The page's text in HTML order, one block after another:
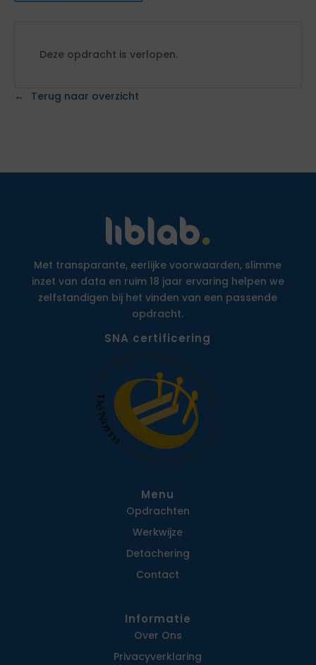
Deze opdracht is verlopen.
Terug naar overzicht
Met transparante, eerlijke voorwaarden, slimme
inzet van data en ruim 18 jaar ervaring helpen we
zelfstandigen bij het vinden van een passende
opdracht.
SNA certificering
Menu
Opdrachten
Werkwijze
Detachering
Contact
Informatie
Over Ons
Privacy­verklaring